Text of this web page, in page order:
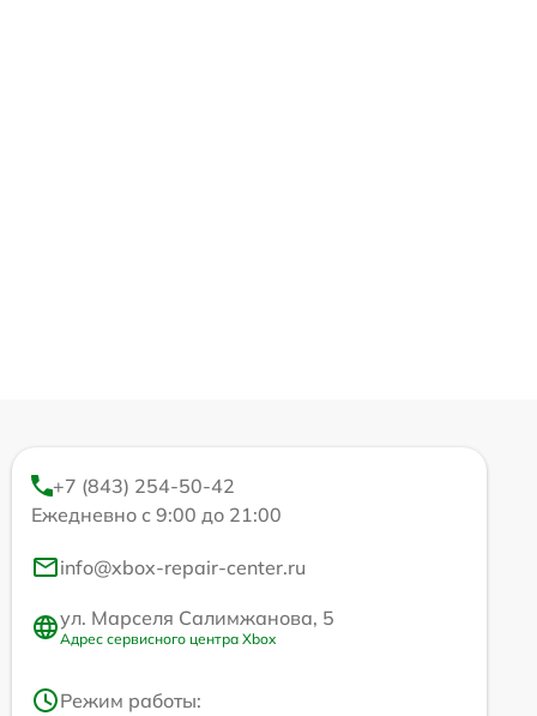
+7 (843) 254-50-42
Ежедневно с 9:00 до 21:00
info@xbox-repair-center.ru
ул. Марселя Салимжанова, 5
Адрес сервисного центра Xbox
Режим работы: